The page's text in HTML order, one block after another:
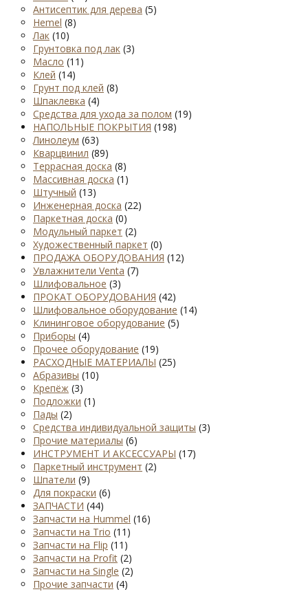
Антисептик для дерева (5)
Hemel (8)
Лак (10)
Грунтовка под лак (3)
Масло (11)
Клей (14)
Грунт под клей (8)
Шпаклевка (4)
Средства для ухода за полом (19)
НАПОЛЬНЫЕ ПОКРЫТИЯ (198)
Линолеум (63)
Кварцвинил (89)
Террасная доска (8)
Массивная доска (1)
Штучный (13)
Инженерная доска (22)
Паркетная доска (0)
Модульный паркет (2)
Художественный паркет (0)
ПРОДАЖА ОБОРУДОВАНИЯ (12)
Увлажнители Venta (7)
Шлифовальное (3)
ПРОКАТ ОБОРУДОВАНИЯ (42)
Шлифовальное оборудование (14)
Клининговое оборудование (5)
Приборы (4)
Прочее оборудование (19)
РАСХОДНЫЕ МАТЕРИАЛЫ (25)
Абразивы (10)
Крепёж (3)
Подложки (1)
Пады (2)
Средства индивидуальной защиты (3)
Прочие материалы (6)
ИНСТРУМЕНТ И АКСЕССУАРЫ (17)
Паркетный инструмент (2)
Шпатели (9)
Для покраски (6)
ЗАПЧАСТИ (44)
Запчасти на Hummel (16)
Запчасти на Trio (11)
Запчасти на Flip (11)
Запчасти на Profit (2)
Запчасти на Single (2)
Прочие запчасти (4)